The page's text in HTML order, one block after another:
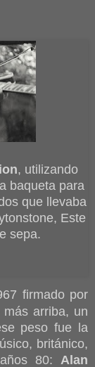
, utilizando
baqueta para
que llevaba
Este
sepa.
firmado por
arriba, un
peso fue la
británico,
80: Alan